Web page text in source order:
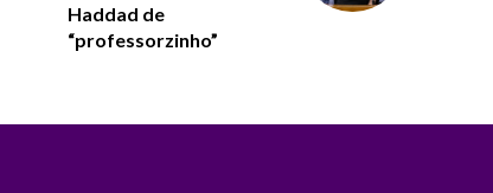
Haddad de
“professorzinho”